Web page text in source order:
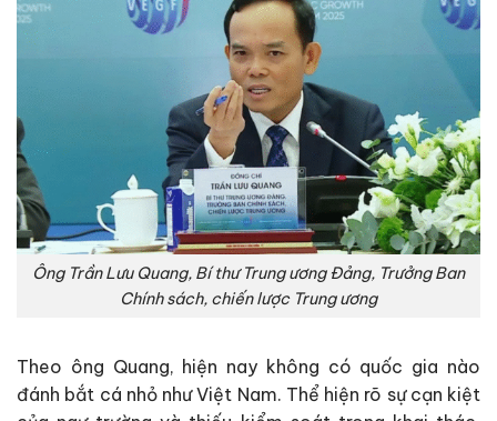
Ông Trần Lưu Quang, Bí thư Trung ương Đảng, Trưởng Ban
Chính sách, chiến lược Trung ương
Theo ông Quang, hiện nay không có quốc gia nào
đánh bắt cá nhỏ như Việt Nam. Thể hiện rõ sự cạn kiệt